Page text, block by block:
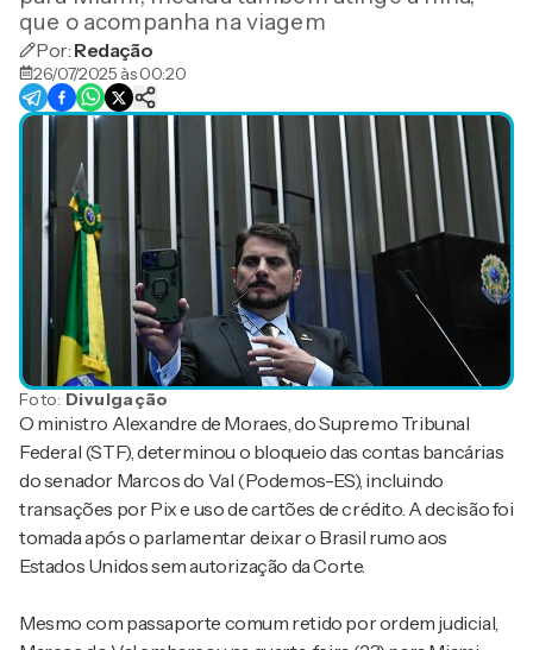
que o acompanha na viagem
Por: Redação
26/07/2025 às 00:20
Foto: Divulgação
O ministro Alexandre de Moraes, do Supremo Tribunal
Federal (STF), determinou o bloqueio das contas bancárias
do senador Marcos do Val (Podemos-ES), incluindo
transações por Pix e uso de cartões de crédito. A decisão foi
tomada após o parlamentar deixar o Brasil rumo aos
Estados Unidos sem autorização da Corte.
Mesmo com passaporte comum retido por ordem judicial,